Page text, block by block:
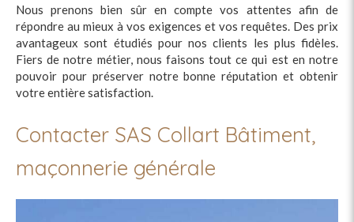
Nous prenons bien sûr en compte vos attentes afin de
répondre au mieux à vos exigences et vos requêtes. Des prix
avantageux sont étudiés pour nos clients les plus fidèles.
Fiers de notre métier, nous faisons tout ce qui est en notre
pouvoir pour préserver notre bonne réputation et obtenir
votre entière satisfaction.
Contacter SAS Collart Bâtiment,
maçonnerie générale